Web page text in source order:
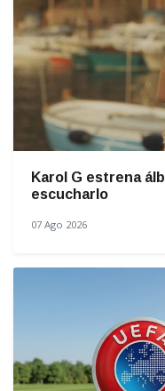
Karol G estrena
escucharlo
07 Ago 2026